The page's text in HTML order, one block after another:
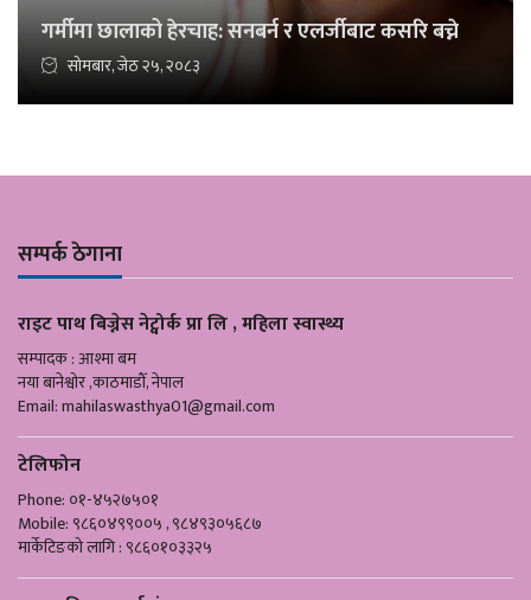
गर्मीमा छालाको हेरचाह: सनबर्न र एलर्जीबाट कसरि बच्ने
सोमबार, जेठ २५, २०८३
सम्पर्क ठेगाना
राइट पाथ बिज्नेस नेट्वोर्क प्रा लि , महिला स्वास्थ्य
सम्पादक : आश्मा बम
नया बानेश्वोर ,काठमाडौँ, नेपाल
Email:mahilaswasthya01@gmail.com
टेलिफोन
Phone: ०१-४५२७५०१
Mobile: ९८६०४९९००५ , ९८४९३०५६८७
मार्केटिङको लागि : ९८६०१०३३२५